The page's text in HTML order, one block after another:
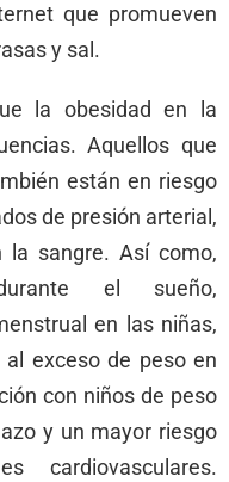
que promueven
y sal.
la obesidad en la
Aquellos que
están en riesgo
de presión arterial,
sangre. Así como,
el sueño,
en las niñas,
exceso de peso en
con niños de peso
y un mayor riesgo
cardiovasculares.